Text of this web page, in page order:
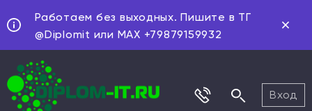
Работаем без выходных. Пишите в ТГ
@Diplomit или MAX +79879159932
Вход